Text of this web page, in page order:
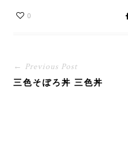
0
← Previous Post
三色そぼろ丼 三色丼